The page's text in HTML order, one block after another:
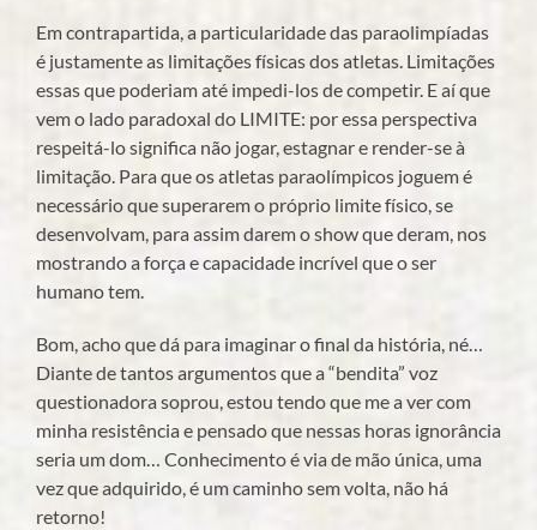
Em contrapartida, a particularidade das paraolimpíadas
é justamente as limitações físicas dos atletas. Limitações
essas que poderiam até impedi-los de competir. E aí que
vem o lado paradoxal do LIMITE: por essa perspectiva
respeitá-lo significa não jogar, estagnar e render-se à
limitação. Para que os atletas paraolímpicos joguem é
necessário que superarem o próprio limite físico, se
desenvolvam, para assim darem o show que deram, nos
mostrando a força e capacidade incrível que o ser
humano tem.
Bom, acho que dá para imaginar o final da história, né…
Diante de tantos argumentos que a “bendita” voz
questionadora soprou, estou tendo que me a ver com
minha resistência e pensado que nessas horas ignorância
seria um dom… Conhecimento é via de mão única, uma
vez que adquirido, é um caminho sem volta, não há
retorno!